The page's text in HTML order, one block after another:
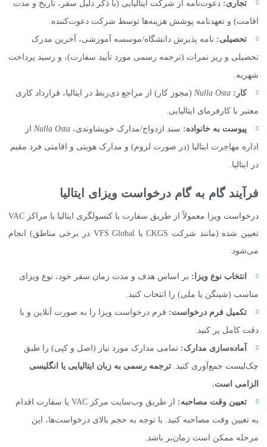
تجاری: دعوت‌نامه از شرکت ایتالیایی (با ذکر دلیل سفر، تاریخ و مدت
اقامت) و تعهدنامه پوشش هزینه‌ها توسط شرکت دعوت‌کننده.
تحصیلی: نامه پذیرش دانشگاه/موسسه آموزشی، آخرین مدرک
تحصیلی و ریز نمرات (ترجمه رسمی مورد تأیید سفارت)، و رسید پرداخت
شهریه.
کار: Nulla Osta (مجوز کار) از مراجع ذی‌ربط در ایتالیا، قرارداد کاری
معتبر با کارفرمای ایتالیایی.
پیوست به خانواده: سند ازدواج/مدارک خویشاوندی، Nulla Osta از
اداره مهاجرت ایتالیا (در صورت لزوم) و مدارک هویتی و اقامتی فرد مقیم
در ایتالیا.
فرآیند گام به گام درخواست ویزای ایتالیا
درخواست ویزا معمولاً از طریق سفارت یا کنسولگری ایتالیا یا مراکز VAC
تعیین شده (مانند شرکت CKGS یا VFS Global در برخی مناطق) انجام
می‌شود:
انتخاب نوع ویزا: بر اساس هدف و مدت زمان سفر خود، نوع ویزای
مناسب (شینگن یا ملی) را انتخاب کنید.
تکمیل فرم درخواست: فرم درخواست ویزا را به صورت آنلاین و با
دقت کامل پر کنید.
آماده‌سازی مدارک: تمامی مدارک مورد نیاز (اصل و کپی) را طبق
چک‌لیست جمع‌آوری کنید. ترجمه رسمی به زبان ایتالیایی یا انگلیسی
الزامی است.
تعیین وقت مصاحبه:
از طریق وب‌سایت مرکز VAC یا سفارت اقدام
به تعیین وقت مصاحبه کنید. با توجه به حجم بالای درخواست‌ها، این
مرحله ممکن است زمان‌بر باشد.